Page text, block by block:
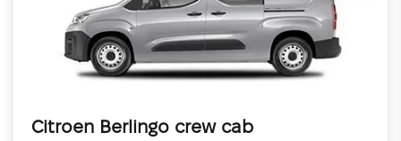
Citroen Berlingo crew cab